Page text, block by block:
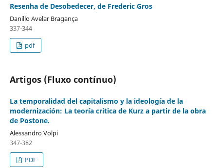
Resenha de Desobedecer, de Frederic Gros
Danillo Avelar Bragança
337-344
pdf
Artigos (Fluxo contínuo)
La temporalidad del capitalismo y la ideología de la
modernización: La teoría critica de Kurz a partir de la obra
de Postone.
Alessandro Volpi
347-382
PDF